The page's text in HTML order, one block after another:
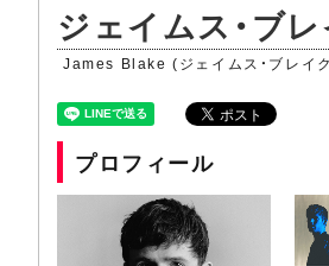
ジェイムス・ブレ
James Blake (ジェイムス・ブレイ
プロフィール